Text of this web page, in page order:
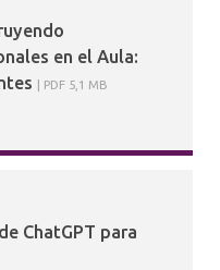
en el Aula:
PDF 5,1 MB
ChatGPT para